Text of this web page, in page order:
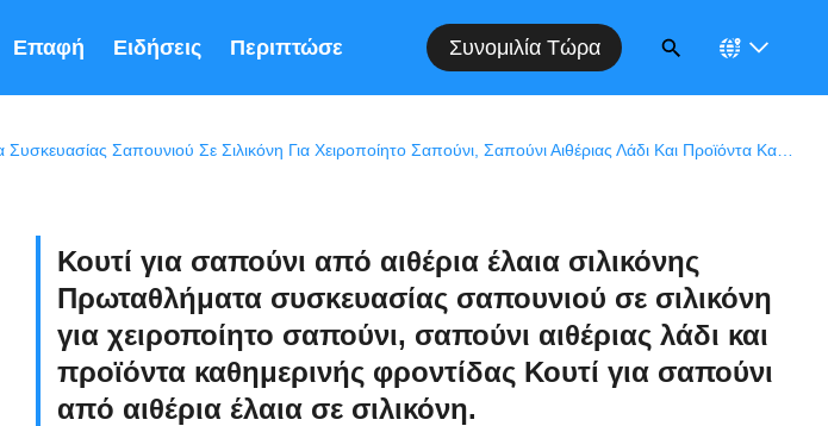
Επαφή Ειδήσεις Περιπτώσεις Συνομιλία Τώρα
Κουτί για σαπούνι από αιθέρια έλαια σιλικόνης
Πρωταθλήματα συσκευασίας σαπουνιού σε σιλικόνη
για χειροποίητο σαπούνι, σαπούνι αιθέριας λάδι και
προϊόντα καθημερινής φροντίδας Κουτί για σαπούνι
από αιθέρια έλαια σε σιλικόνη.